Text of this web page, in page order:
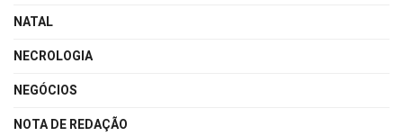
NATAL
NECROLOGIA
NEGÓCIOS
NOTA DE REDAÇÃO